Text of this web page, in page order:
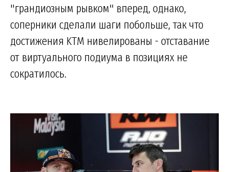
"грандиозным рывком" вперед, однако,
соперники сделали шаги побольше, так что
достижения KTM нивелированы - отставание
от виртуального подиума в позициях не
сократилось.